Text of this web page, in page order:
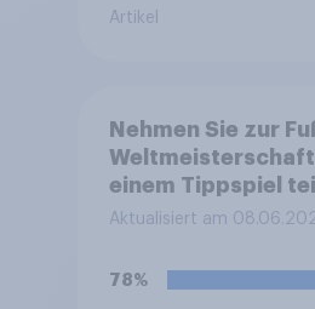
Artikel
Nehmen Sie zur
einem Tippspiel
Aktualisiert am
78%